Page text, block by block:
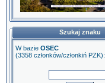
Szukaj znaku
W bazie OSEC
(3358 członków/członkiń PZK):